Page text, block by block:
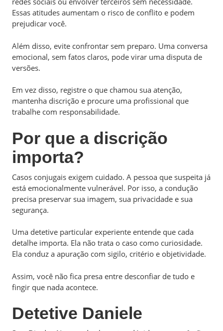
Essas atitudes aumentam o risco de conflito e podem
prejudicar você.
Além disso, evite confrontar sem preparo. Uma conversa
emocional, sem fatos claros, pode virar uma disputa de
versões.
Em vez disso, registre o que chamou sua atenção,
mantenha discrição e procure uma profissional que
trabalhe com responsabilidade.
Por que a discrição
importa?
Casos conjugais exigem cuidado. A pessoa que suspeita já
está emocionalmente vulnerável. Por isso, a condução
precisa preservar sua imagem, sua privacidade e sua
segurança.
Uma detetive particular experiente entende que cada
detalhe importa. Ela não trata o caso como curiosidade.
Ela conduz a apuração com sigilo, critério e objetividade.
Assim, você não fica presa entre desconfiar de tudo e
fingir que nada acontece.
Detetive Daniele